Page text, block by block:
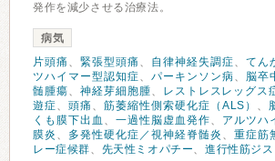
発作を減少させる治療法。
病気
片頭痛 、 緊張型頭痛 、 自律神経失調症、 てん
ツハイマー型認知症、 パーキンソン病、 脳卒
髄腫瘍、 神経芽細胞腫、 レストレスレッグス
遊症、頭痛 、筋萎縮性側索硬化症（ALS） 、
くも膜下出血 、 一過性脳虚血発作、 アルツハ
膜炎 、 多発性硬化症／視神経脊髄炎 、 重症筋
レー症候群、 先天性ミオパチー、進行性筋ジ